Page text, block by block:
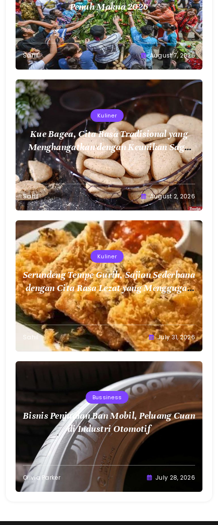
Penuh Makna 2026
Sahil August 7, 2026
Kuliner
Kue Bagea, Cita Rasa Tradisional yang
Menghangatkan dengan Keunikan Sagu
Nusantara
Sahil August 2, 2026
Kuliner
Serundeng Tempe Gurih, Sajian Sederhana
dengan Cita Rasa Lezat yang Menggugah
Selera
Sahil July 31, 2026
Bussiness
Bisnis Penjualan Ban Mobil, Peluang Cuan
di Industri Otomotif
Olivia Parker July 28, 2026